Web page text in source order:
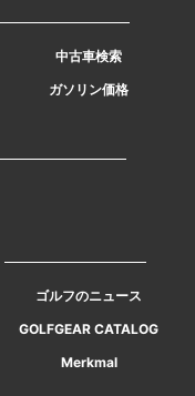
中古車検索
ガソリン価格
ゴルフのニュース
GOLFGEAR CATALOG
Merkmal